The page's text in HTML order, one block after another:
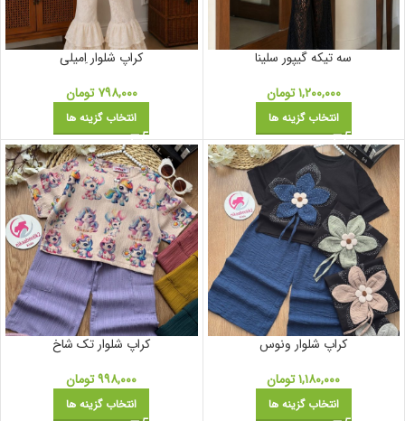
سه تیکه گیپور سلینا
۱,۲۰۰,۰۰۰تومان
انتخاب گزینه ها
کراپ شلوار اِمیلی
۷۹۸,۰۰۰ تومان
انتخاب گزینه ها
کراپ شلوار ونوس
۱,۱۸۰,۰۰۰تومان
انتخاب گزینه ها
کراپ شلوار تک شاخ
۹۹۸,۰۰۰تومان
انتخاب گزینه ها